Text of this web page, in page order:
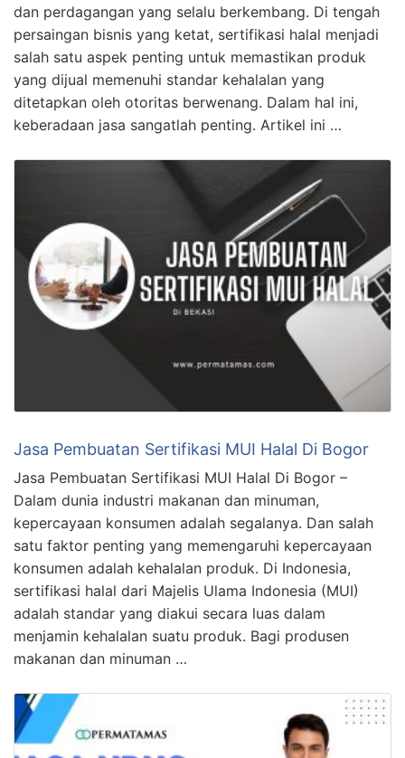
dan perdagangan yang selalu berkembang. Di tengah
persaingan bisnis yang ketat, sertifikasi halal menjadi
salah satu aspek penting untuk memastikan produk
yang dijual memenuhi standar kehalalan yang
ditetapkan oleh otoritas berwenang. Dalam hal ini,
keberadaan jasa sangatlah penting. Artikel ini …
Jasa Pembuatan Sertifikasi MUI Halal Di Bogor
Jasa Pembuatan Sertifikasi MUI Halal Di Bogor –
Dalam dunia industri makanan dan minuman,
kepercayaan konsumen adalah segalanya. Dan salah
satu faktor penting yang memengaruhi kepercayaan
konsumen adalah kehalalan produk. Di Indonesia,
sertifikasi halal dari Majelis Ulama Indonesia (MUI)
adalah standar yang diakui secara luas dalam
menjamin kehalalan suatu produk. Bagi produsen
makanan dan minuman …